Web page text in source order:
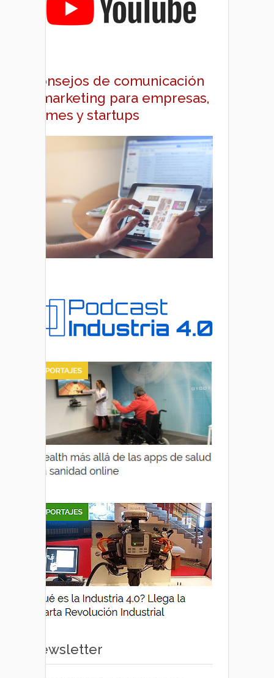
Consejos de comunicación
y marketing para empresas,
pymes y startups
Newsletter